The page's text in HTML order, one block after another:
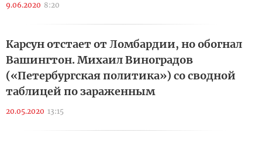
9.06.2020 8:20
Карсун отстает от Ломбардии, но обогнал
Вашингтон. Михаил Виноградов
(«Петербургская политика») со сводной
таблицей по зараженным
20.05.2020 13:15